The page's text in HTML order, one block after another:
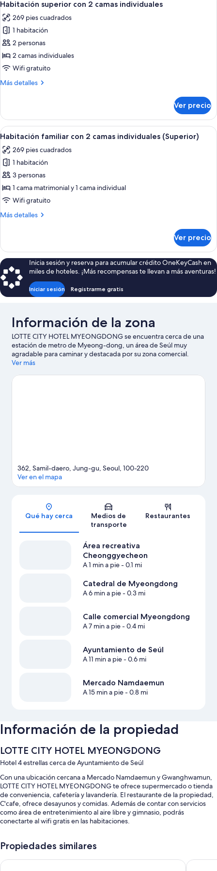
todas
las
fotos
de
Habitación
superior
2
7
Habitación superior con 2 camas individuales
269 pies cuadrados
1 habitación
2 personas
2 camas individuales
Wifi gratuito
Más detalles
Más
superior
con
2
individuales
Ver precio
Abrir
todas
las
fotos
de
Habitación
familiar
2
(Superior)
Una habitación de hotel con dos
6
Habitación familiar con 2 camas individuales (Superior)
269 pies cuadrados
1 habitación
3 personas
1 cama matrimonial y 1 cama individual
Wifi gratuito
Más detalles
Más
familiar
con
2
camas
individuales
(Superior)
Ver precio
Inicia sesión y reserva para acumular crédito OneKeyCash en
miles de hoteles. ¡Más recompensas te llevan a más aventuras!
Iniciar sesión Registrarme gratis
Información de la zona
LOTTE CITY HOTEL MYEONGDONG se encuentra cerca de una
estación de metro de Myeong-dong, un área de Seúl muy
agradable para caminar y destacada por su zona comercial.
Gwanghwamun y Palacio Gyeongbok son lugares
visitar Mercado Namdaemun. También puedes darte una vuelta
Ver más
Sección del mapa
362, Samil-daero, Jung-gu, Seoul, 100-220
Ver en el mapa
Qué hay cerca
Medios de
transporte
Restaurantes
Área recreativa
Cheonggyecheon
A 1 min a pie- 0.1 mi
Catedral de Myeongdong
A 6 min a pie- 0.3 mi
Calle comercial Myeongdong
A 7 min a pie- 0.4 mi
Ayuntamiento de Seúl
A 11 min a pie- 0.6 mi
Mercado Namdaemun
A 15 min a pie- 0.8 mi
Información de la propiedad
LOTTE CITY HOTEL MYEONGDONG
Hotel 4 estrellas cerca de Ayuntamiento de Seúl
Con una ubicación cercana a Mercado Namdaemun y Gwanghwamun,
LOTTE CITY HOTEL MYEONGDONG te ofrece supermercado o tienda
de conveniencia, cafetería y lavandería. El restaurante de la propiedad,
C'cafe, ofrece desayunos y comidas. Además de contar con servicios
como área de entretenimiento al aire libre y gimnasio, podrás
conectarte al wifi gratis en las habitaciones.
Desayuno buffet (con cargo), estacionamiento (con cargo) y
dispensador de agua
Propiedades similares
HOTEL THE BOTANIK SEWOON MYEONGDONG L7